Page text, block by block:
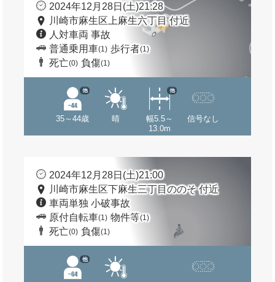
2024年12月28日(土)21:28
川崎市麻生区上麻生六丁目 付近
人対車両 事故
普通乗用車(1) 歩行者(1)
死亡(0) 負傷(1)
35～44歳
他
晴
幅5.5～
13.0m
他
信号なし
2024年12月28日(土)21:00
川崎市麻生区下麻生三丁目ののそ 付近
車両単独 小破事故
原付自転車(1) 物件等(1)
死亡(0) 負傷(1)
他